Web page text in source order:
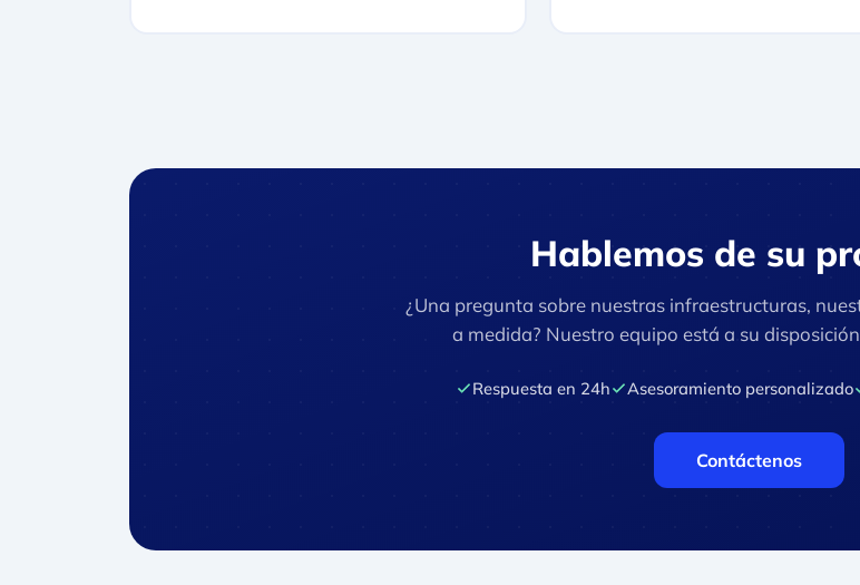
Hablemos de su
¿Una pregunta sobre nuestras infraestructuras,
a medida? Nuestro equipo está a su
Respuesta en 24h Asesoramiento personalizado
Contáctenos